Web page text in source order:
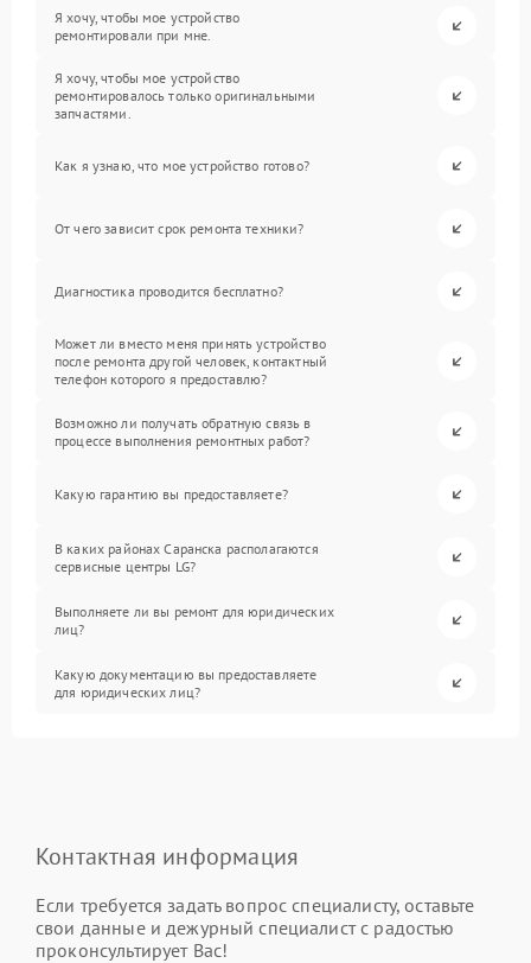
Я хочу, чтобы мое устройство
ремонтировали при мне.
Я хочу, чтобы мое устройство
ремонтировалось только оригинальными
запчастями.
Как я узнаю, что мое устройство готово?
От чего зависит срок ремонта техники?
Диагностика проводится бесплатно?
Может ли вместо меня принять устройство
после ремонта другой человек, контактный
телефон которого я предоставлю?
Возможно ли получать обратную связь в
процессе выполнения ремонтных работ?
Какую гарантию вы предоставляете?
В каких районах Саранска располагаются
сервисные центры LG?
Выполняете ли вы ремонт для юридических
лиц?
Какую документацию вы предоставляете
для юридических лиц?
Контактная информация
Если требуется задать вопрос специалисту, оставьте
свои данные и дежурный специалист с радостью
проконсультирует Вас!